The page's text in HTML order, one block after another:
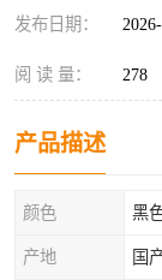
发布日期：
阅 读 量： 278
产品描述
颜色 黑
产地 国